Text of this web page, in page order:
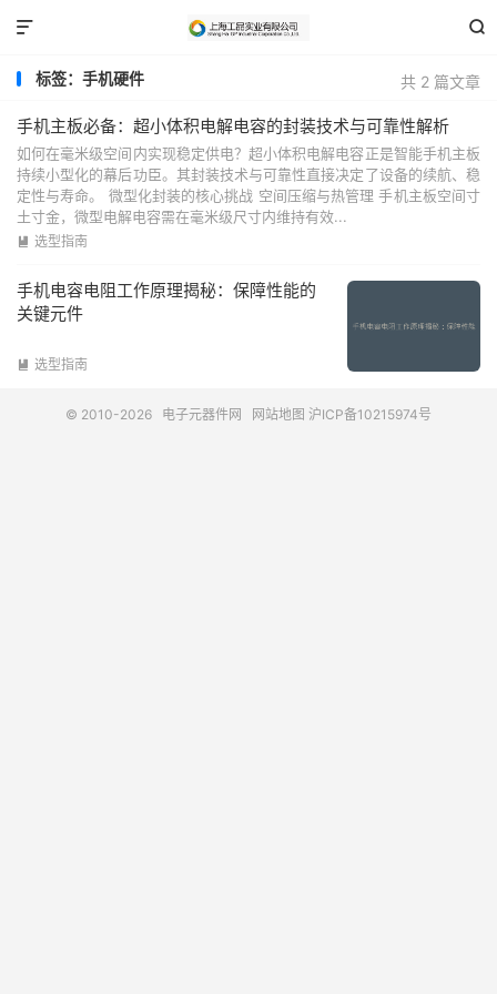


共 2 篇文章
标签：手机硬件
手机主板必备：超小体积电解电容的封装技术与可靠性解析
如何在毫米级空间内实现稳定供电？超小体积电解电容正是智能手机主板
持续小型化的幕后功臣。其封装技术与可靠性直接决定了设备的续航、稳
定性与寿命。 微型化封装的核心挑战 空间压缩与热管理 手机主板空间寸
土寸金，微型电解电容需在毫米级尺寸内维持有效...
 选型指南
手机电容电阻工作原理揭秘：保障性能的
关键元件
 选型指南
© 2010-2026 电子元器件网 网站地图 沪ICP备10215974号